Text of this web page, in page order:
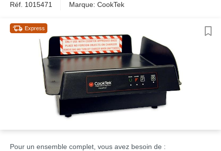
Réf. 1015471 Marque: CookTek
Express
Pour un ensemble complet, vous avez besoin de :